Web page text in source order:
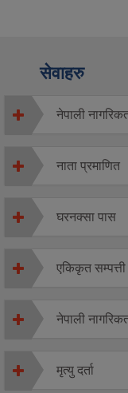
सेवाहरु
नेपाली
नाता प्रमाणित
घरनक्सा पास
एकिकृत
नेपाली
मृत्यु दर्ता